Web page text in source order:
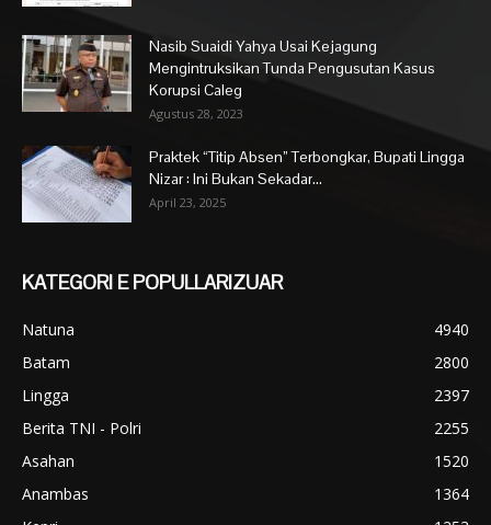
Nasib Suaidi Yahya Usai Kejagung
Mengintruksikan Tunda Pengusutan Kasus
Korupsi Caleg
Agustus 28, 2023
Praktek “Titip Absen” Terbongkar, Bupati Lingga
Nizar : Ini Bukan Sekadar...
April 23, 2025
KATEGORI E POPULLARIZUAR
Natuna
4940
Batam
2800
Lingga
2397
Berita TNI - Polri
2255
Asahan
1520
Anambas
1364